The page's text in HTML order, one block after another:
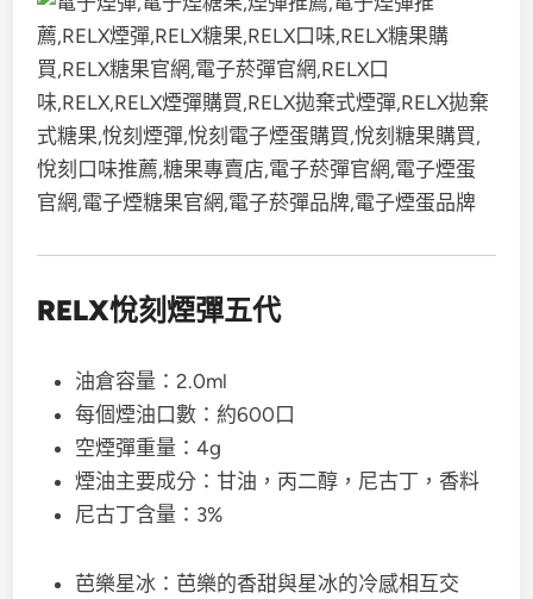
RELX悅刻煙彈五代
油倉容量：2.0ml
每個煙油口數：約600口
空煙彈重量：4g
煙油主要成分：甘油，丙二醇，尼古丁，香料
尼古丁含量：3%
芭樂星冰：芭樂的香甜與星冰的冷感相互交